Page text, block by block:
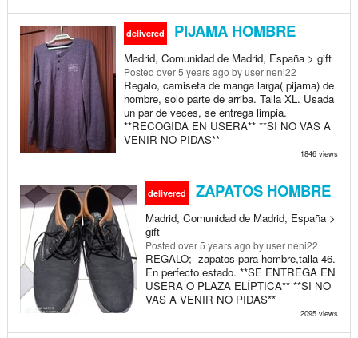
delivered PIJAMA HOMBRE
Madrid, Comunidad de Madrid, España > gift
Posted over 5 years ago by user neni22
Regalo, camiseta de manga larga( pijama) de
hombre, solo parte de arriba. Talla XL. Usada
un par de veces, se entrega limpia.
**RECOGIDA EN USERA** **SI NO VAS A
VENIR NO PIDAS**
1846 views
delivered ZAPATOS HOMBRE
Madrid, Comunidad de Madrid, España >
gift
Posted over 5 years ago by user neni22
REGALO; -zapatos para hombre,talla 46.
En perfecto estado. **SE ENTREGA EN
USERA O PLAZA ELÍPTICA** **SI NO
VAS A VENIR NO PIDAS**
2095 views